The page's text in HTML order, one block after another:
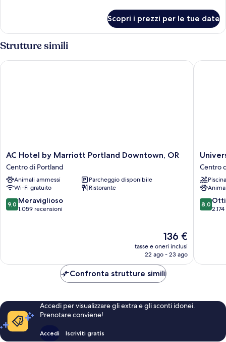
campanello/telefono
in
Shower)
2
letti
queen,
notifica
campanello/telefono
Scopri i prezzi per le tue date
Strutture simili
AC
Hotel
by
Marriott
Portland
Downtown,
OR
AC Hotel by Marriott Portland Downtown, OR
Centro di Portland
Animali ammessi
Parcheggio disponibile
Wi-Fi gratuito
Ristorante
9.0
su
9,0 Meraviglioso
1.059 recensioni
Il
prezzo
attuale
136 €
136 €
tasse e oneri inclusi
22 ago - 23 ago
AC Hotel by Marriott Portland Downtown, OR
Place
Hotel
&
Center
Centro
Centro
Piscina
8.0
su
8,0
Confronta strutture simili
Accedi per visualizzare gli extra e gli sconti idonei.
Prenotare conviene!
Accedi Iscriviti gratis